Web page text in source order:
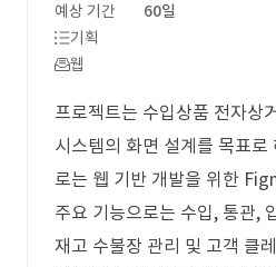
예상 기간
60일
기획
웹
프로젝트는 수입상품 전자상
시스템의 화면 설계를 목표로
로는 웹 기반 개발을 위한
주요 기능으로는 수입, 통관,
재고 수불장 관리 및 고객 클